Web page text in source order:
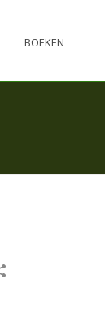
BOEKEN